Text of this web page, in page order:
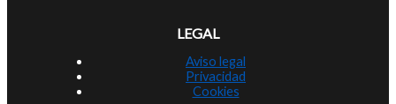
LEGAL
Aviso legal
Privacidad
Cookies